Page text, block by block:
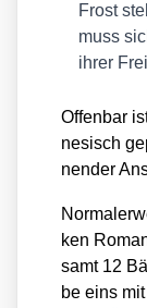
Frost
muss
ihrer
Offen­bar
ne­sisch
nen­der
ken
samt 12
be eins